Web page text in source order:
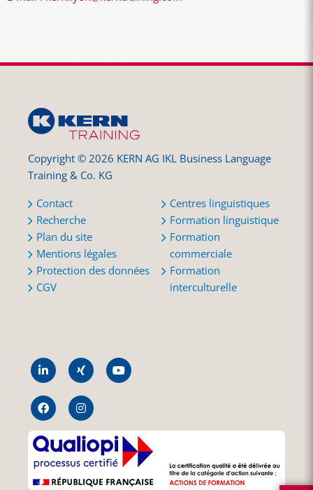
Copyright © 2026 KERN AG IKL Business Language
Training & Co. KG
Contact
Recherche
Plan du site
Mentions légales
Protection des données
CGV
Centres linguistiques
Formation linguistique
Formation
commerciale
Formation
interculturelle